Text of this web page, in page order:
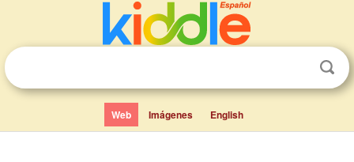
Web Imágenes English